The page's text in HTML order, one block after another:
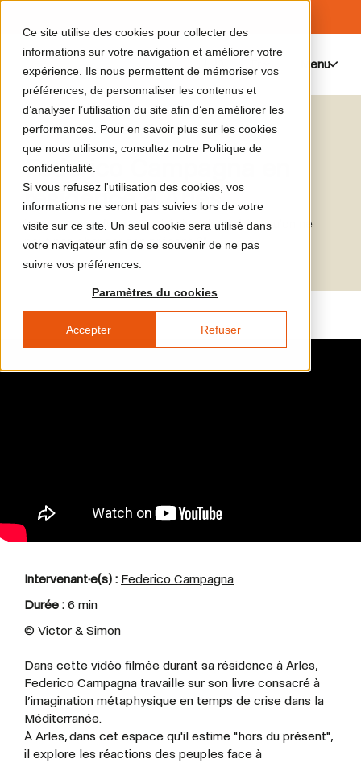
Ce site utilise des cookies pour collecter des
informations sur votre navigation et améliorer votre
expérience. Ils nous permettent de mémoriser vos
préférences, de personnaliser les contenus et
d’analyser l’utilisation du site afin d’en améliorer les
performances. Pour en savoir plus sur les cookies
que nous utilisons, consultez notre Politique de
confidentialité.
Si vous refusez l'utilisation des cookies, vos
informations ne seront pas suivies lors de votre
visite sur ce site. Un seul cookie sera utilisé dans
votre navigateur afin de se souvenir de ne pas
suivre vos préférences.
Paramètres du cookies
Accepter Refuser
Menu
Le catalogue de médiasFederico Campagna
Federico Campagna en
résidence à Arles
"Que peut-on faire quand il n'y a rien à faire, qu'on ne
peut pas changer son présent ?"
Intervenant·e(s) : Federico Campagna
Durée : 6 min
© Victor & Simon
Dans cette vidéo filmée durant sa résidence à Arles,
Federico Campagna travaille sur son livre consacré à
l’imagination métaphysique en temps de crise dans la
Méditerranée.
À Arles, dans cet espace qu'il estime "hors du présent",
il explore les réactions des peuples face à